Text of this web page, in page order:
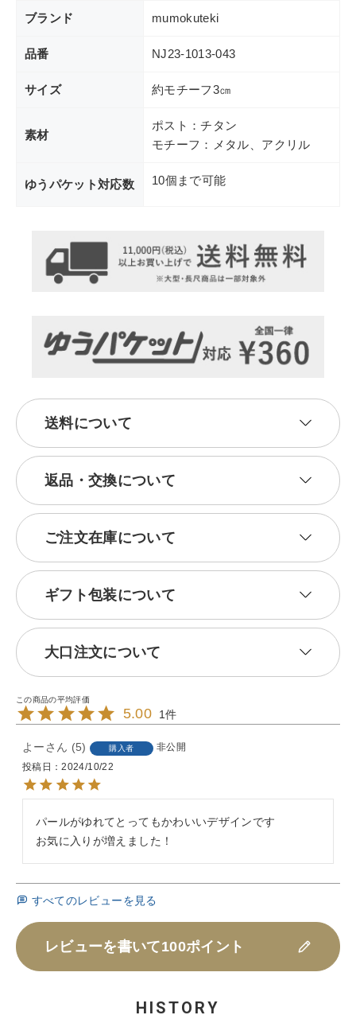
ブランド mumokuteki
品番 NJ23-1013-043
サイズ 約モチーフ3㎝
素材
ポスト：チタン
モチーフ：メタル、アクリル
ゆうパケット対応数 10個まで可能
送料について
返品・交換について
ご注文在庫について
ギフト包装について
大口注文について
5.00 1
よー 5 購入者
非公開
投稿日
2024/10/22
パールがゆれてとってもかわいいデザインです
お気に入りが増えました！
すべてのレビューを見る
レビューを書いて100ポイント
HISTORY